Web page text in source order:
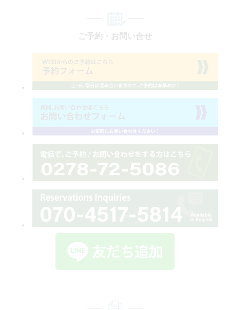
ご予約・お問い合せ